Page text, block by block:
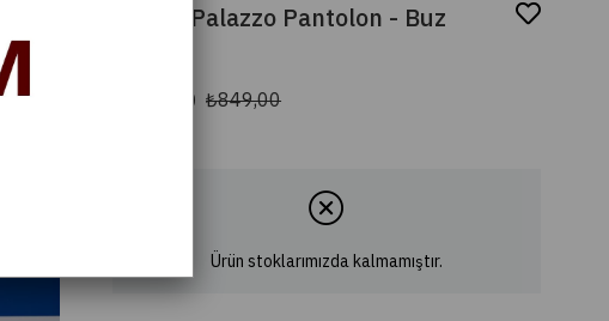
Denim Palazzo Pantolon - Buz
₺849,00
₺764,00
Ürün stoklarımızda kalmamıştır.